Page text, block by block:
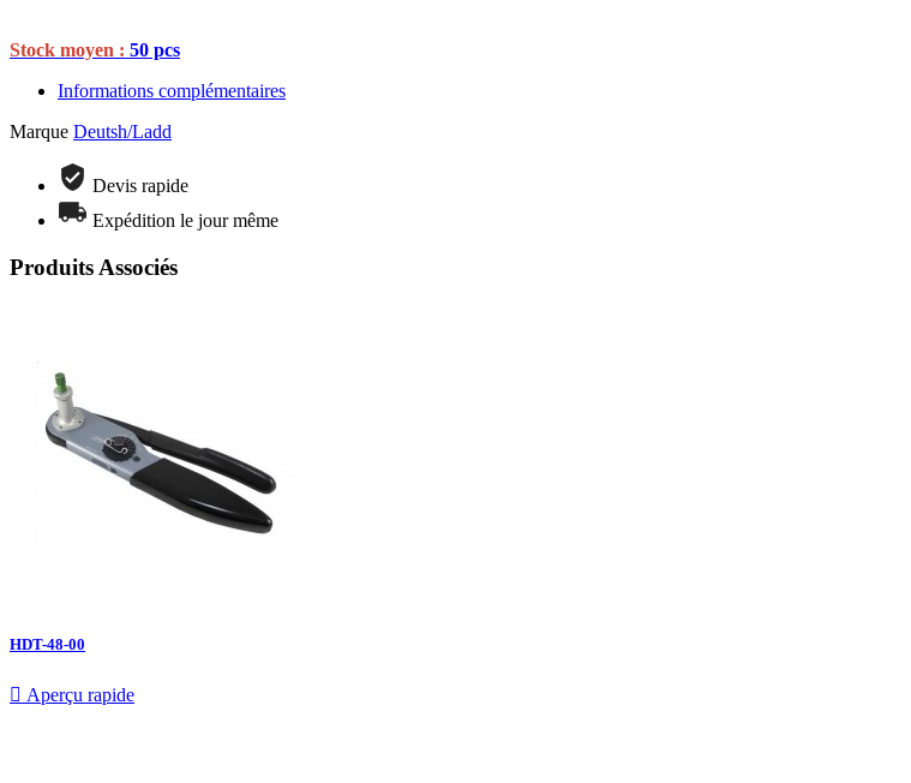
Stock moyen : 50 pcs
Informations complémentaires
Marque Deutsh/Ladd
Devis rapide
Expédition le jour même
Produits Associés
HDT-48-00
 Aperçu rapide